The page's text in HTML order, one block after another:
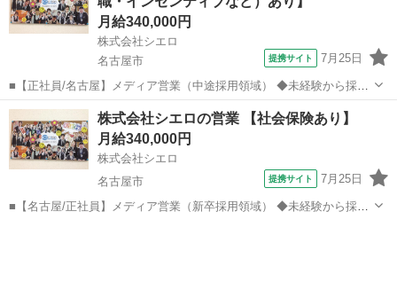
もり図面作成（基本的には営...
月給340,000円
株式会社シエロ
名古屋市
提携サイト 7月25日
■【正社員/名古屋】メディア営業（中途採用領域） ◆未経験から採用
のプロへ！ 多数の商材からクライアントに最適な提案が可能◎ 求人広
告やスカウト媒体を用いて、業界問わず様々なクライアントの採用支
援を行います。 代理店として取...
愛知 名古屋市 代理店営業
株式会社シエロの営業 【社会保険あり】
月給340,000円
株式会社シエロ
名古屋市
提携サイト 7月25日
■【名古屋/正社員】メディア営業（新卒採用領域） ◆未経験から採用